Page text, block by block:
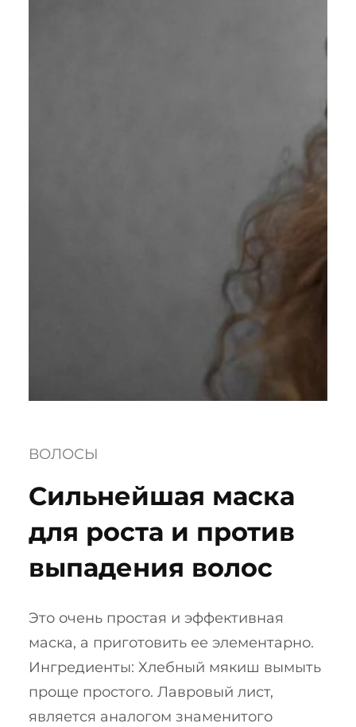
ВОЛОСЫ
Сильнейшая маска
для роста и против
выпадения волос
Это очень простая и эффективная
маска, а приготовить ее элементарно.
Ингредиенты: Хлебный мякиш вымыть
проще простого. Лавровый лист,
является аналогом знаменитого